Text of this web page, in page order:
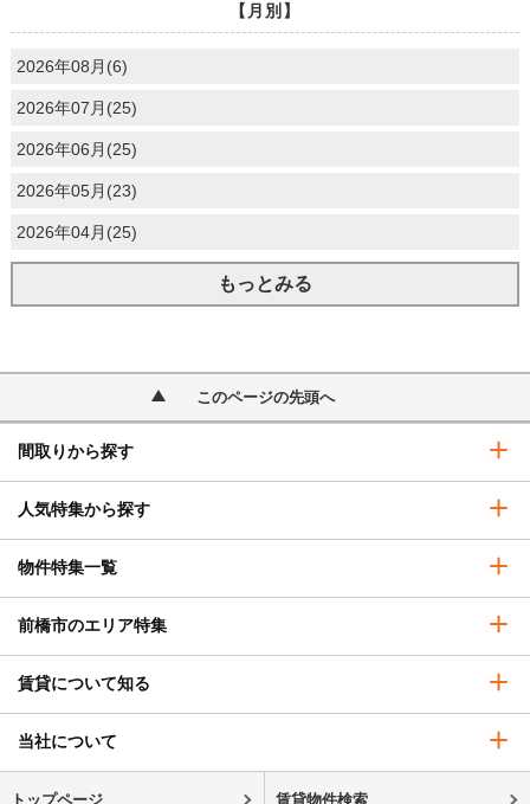
【月別】
2026年08月(6)
2026年07月(25)
2026年06月(25)
2026年05月(23)
2026年04月(25)
もっとみる
このページの先頭へ
間取りから探す
人気特集から探す
物件特集一覧
前橋市のエリア特集
賃貸について知る
当社について
トップページ 賃貸物件検索